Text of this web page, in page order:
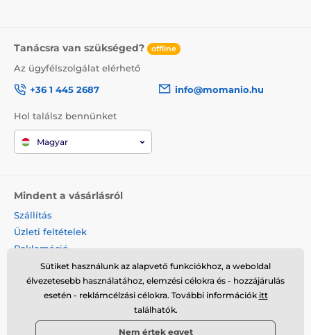
Tanácsra van szükséged? offline
Az ügyfélszolgálat elérhető
+36 1 445 2687
info@momanio.hu
Hol találsz bennünket
Magyar
Mindent a vásárlásról
Szállítás
Üzleti feltételek
Reklamáció
Termék visszaküldése
Termék cseréje
Cookies
Sütiket használunk az alapvető funkciókhoz, a weboldal
élvezetesebb használatához, elemzési célokra és - hozzájárulás
esetén - reklámcélzási célokra. További információk itt
találhatók.
Nem értek egyet